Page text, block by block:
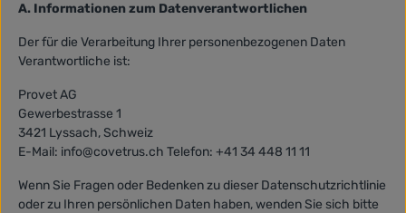
A. Informationen zum Datenverantwortlichen
Der für die Verarbeitung Ihrer personenbezogenen Daten
Verantwortliche ist:
Provet AG
Gewerbestrasse 1
3421 Lyssach, Schweiz
E-Mail: info@covetrus.ch Telefon: +41 34 448 11 11
Wenn Sie Fragen oder Bedenken zu dieser Datenschutzrichtlinie
oder zu Ihren persönlichen Daten haben, wenden Sie sich bitte